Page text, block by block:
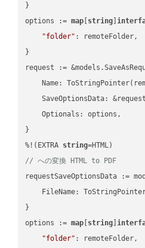
}
options := map string ]
"folder" : remoteFolder,
}
request :=
Name:
SaveOptionsData:
    Optionals: options,
}
%!(EXTRA string
// への変換 HTML to PDF
requestSaveOptionsData :=
FileName:
}
options := map string ]
"folder" : remoteFolder,